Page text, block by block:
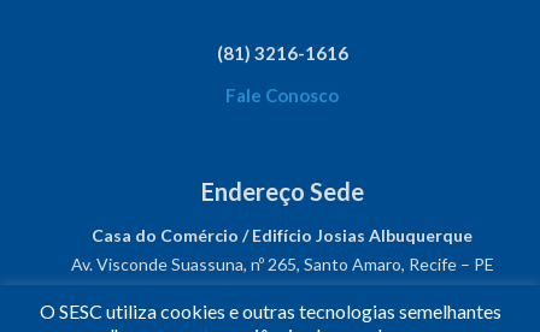
(81) 3216-1616
Fale Conosco
Endereço Sede
Casa do Comércio / Edifício Josias Albuquerque
Av. Visconde Suassuna, nº 265, Santo Amaro, Recife – PE
CNPJ: 03.482.931/0001-61
O SESC utiliza cookies e outras tecnologias semelhantes